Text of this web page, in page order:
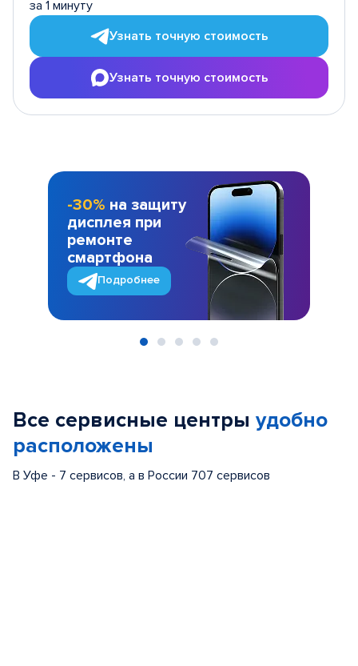
за 1 минуту
Узнать точную стоимость
Узнать точную стоимость
-30% на защиту
дисплея при
ремонте
смартфона
Подробнее
Все сервисные центры удобно
расположены
В Уфе - 7 сервисов, а в России 707 сервисов